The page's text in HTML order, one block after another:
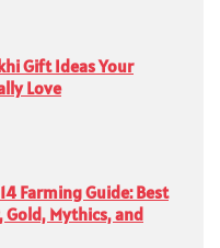
Gift Ideas Your
Love
Farming Guide: Best
Gold, Mythics, and